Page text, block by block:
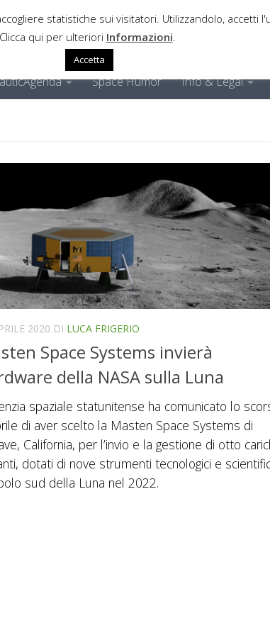
Space Humor Info & Legal
2020 DI LUCA FRIGERIO
Space Systems invierà
della NASA sulla Luna
spaziale statunitense ha comunicato lo
di aver scelto la Masten Space Systems di
California, per l’invio e la gestione di otto
dotati di nove strumenti tecnologici e
sud della Luna nel 2022.
statistiche sui visitatori. Utilizzandolo, accetti
Clicca qui per ulteriori Informazioni
Accetta